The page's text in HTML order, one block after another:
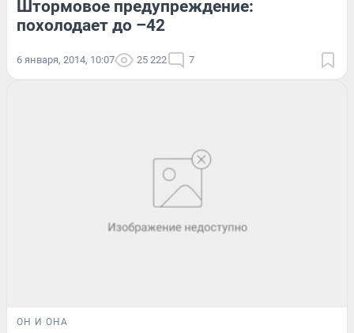
Штормовое предупреждение:
похолодает до –42
6 января, 2014, 10:07 25 222 7
ОН И ОНА